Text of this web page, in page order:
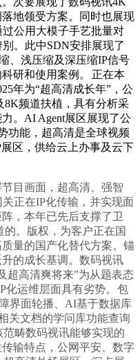
地领受方案。同时也展现
公用大模子手艺批量对
。此中SDN安排展现了
、浅压缩及深压缩IP信号
研和使用案例。
正在本
年为“超高清成长年”，公
8K频道扶植，具有分析采
。AI Agent展区展现了公
功能，超高清是全球视频
区，供给云上办事及云下
目画面，超高清、强智
正在IP化传输，并实现面
，本年已先后支撑了卫
。版权，为客户正在国
量的国产化替代方案。锚
的成长基调。数码视讯
超高清爽将来”为从题表态
运维层面具有劣势。 包
界面轮播、AI基于数据库
关文档的学问库功能查询
畴数码视讯能够实现的
输特点，公网平安、数字